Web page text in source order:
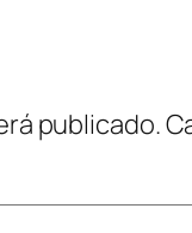
publicado.